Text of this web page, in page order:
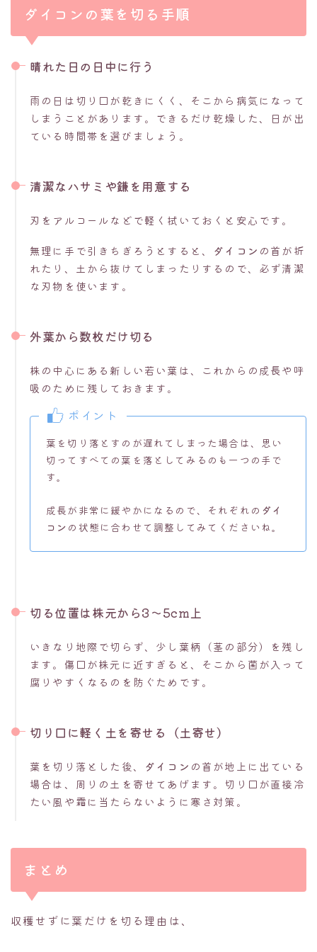
ダイコンの葉を切る手順
晴れた日の日中に行う
雨の日は切り口が乾きにくく、そこから病気になって
しまうことがあります。できるだけ乾燥した、日が出
ている時間帯を選びましょう。
清潔なハサミや鎌を用意する
刃をアルコールなどで軽く拭いておくと安心です。
無理に手で引きちぎろうとすると、 ダイコン の首が折
れたり、土から抜けてしまったりするので、必ず清潔
な刃物を使います。
外葉から数枚だけ切る
株の中心にある新しい若い葉は、これからの成長や呼
吸のために残しておきます。
ポイント
葉を切り落とすのが遅れてしまった場合は、思い
切ってすべての葉を落としてみるのも一つの手で
す。
成長が非常に緩やかになるので、それぞれの ダイ
コン の状態に合わせて調整してみてくださいね。
切る位置は株元から3〜5cm上
いきなり地際で切らず、少し葉柄（茎の部分）を残し
ます。傷口が株元に近すぎると、そこから菌が入って
腐りやすくなるのを防ぐためです。
切り口に軽く土を寄せる（土寄せ）
葉を切り落とした後、 ダイコン の首が地上に出ている
場合は、周りの土を寄せてあげます。切り口が直接冷
たい風や霜に当たらないように寒さ対策。
まとめ
収穫せずに葉だけを切る理由は、